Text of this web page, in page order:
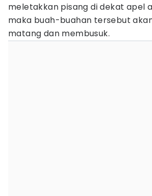
meletakkan pisang di dekat apel
maka buah-buahan tersebut
matang dan membusuk.